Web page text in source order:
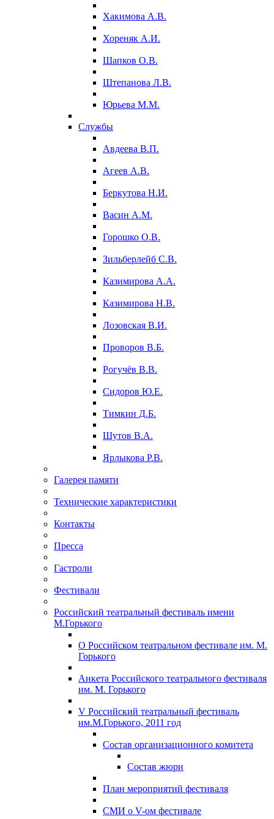
Хакимова А.В.
Хореняк А.И.
Шапков О.В.
Штепанова Л.В.
Юрьева М.М.
Службы
Авдеева В.П.
Агеев А.В.
Беркутова Н.И.
Васин А.М.
Горошко О.В.
Зильберлейб С.В.
Казимирова А.А.
Казимирова Н.В.
Лозовская В.И.
Проворов В.Б.
Рогучёв В.В.
Сидоров Ю.Е.
Тимкин Д.Б.
Шутов В.А.
Ярлыкова Р.В.
Галерея памяти
Технические характеристики
Контакты
Пресса
Гастроли
Фестивали
Российский театральный фестиваль имени
М.Горького
О Российском театральном фестивале им. М.
Горького
Анкета Российского театрального фестиваля
им. М. Горького
V Российский театральный фестиваль
им.М.Горького, 2011 год
Состав организационного комитета
Состав жюри
План мероприятий фестиваля
СМИ о V-ом фестивале